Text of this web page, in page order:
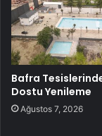
Bafra
Dostu Yenileme
Ağustos 7, 2026